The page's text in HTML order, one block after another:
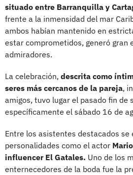
situado entre Barranquilla y
frente a la inmensidad del mar
ambos habían mantenido en
estar comprometidos, generó gran
admiradores.
La celebración, descrita como
seres más cercanos de la pareja,
amigos, tuvo lugar el pasado fin de
específicamente el sábado 16 de
Entre los asistentes destacados se
personalidades como el actor
influencer El Gatales. Uno de los
enternecedores de la boda fue la